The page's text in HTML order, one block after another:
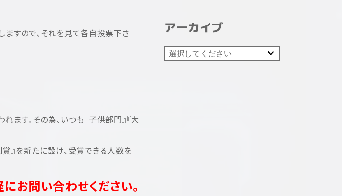
ますので、それを見て各自投票下さ
す。その為、いつも『子供部門』『大
』を新たに設け、受賞できる人数を
お問い合わせください。
アーカイブ